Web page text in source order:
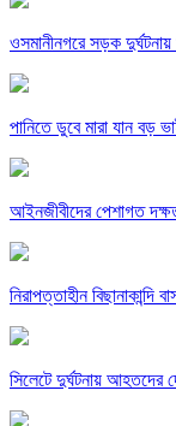
ওসমানীনগরে সড়ক
পানিতে ডুবে মারা যান বড়
আইনজীবীদের পেশাগত
নিরাপত্তাহীন বিছানাকান্দি
সিলেটে দুর্ঘটনায় আহতদের